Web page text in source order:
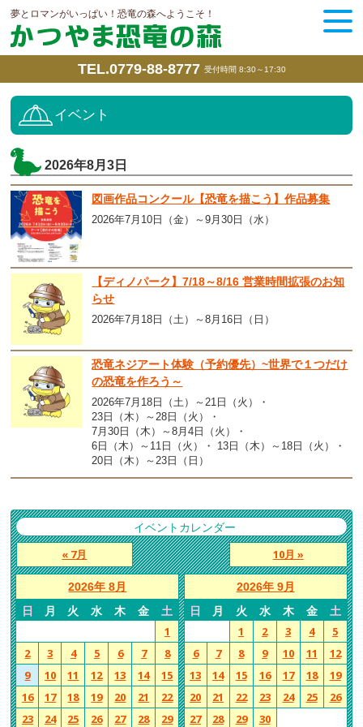
夢とロマンがいっぱい！恐竜の森へようこそ！
TEL.0779-88-8777 受付時間 8:30～17:30
イベント
2026年8月3日
図画作品コンクール【恐竜を描こう】作品募集
2026年7月10日（金）～9月30日（水）
【ディノパーク】7/18～8/16 営業時間拡張のお知
らせ
2026年7月18日（土）～8月16日（日）
恐竜ネジアート体験（予約優先）~世界で１つだけ
の恐竜を作ろう～
2026年7月18日（土）～21日（火）
23日（木）～28日（火）
7月30日（木）～8月4日（火）
6日（木）～11日（火）
13日（木）～18日（火）
20日（木）～23日（日）
イベントカレンダー
« 7月 10月 »
2026年 8月
日
月 火 水 木 金 土
1
2
3 4 5 6 7
8
9
10 11 12 13 14
15
16
17 18 19 20 21
22
23
24 25 26 27 28 29
2026年 9月
日
月 火 水 木 金 土
1 2 3 4
5
6
7 8 9 10 11
12
13
14 15 16 17 18
19
20
21 22 23 24 25
26
27
28 29 30